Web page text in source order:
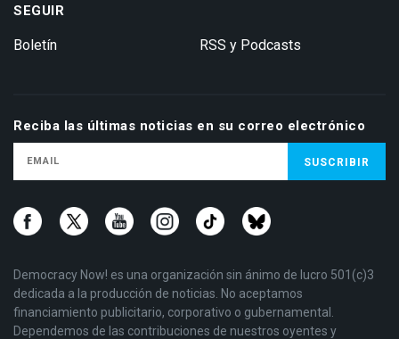
SEGUIR
Boletín RSS y Podcasts
Reciba las últimas noticias en su correo electrónico
Democracy Now! es una organización sin ánimo de lucro 501(c)3
dedicada a la producción de noticias. No aceptamos
financiamiento publicitario, corporativo o gubernamental.
Dependemos de las contribuciones de nuestros oyentes y